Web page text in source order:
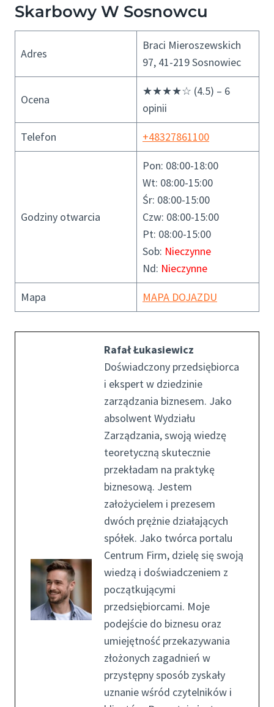
Skarbowy W Sosnowcu
Adres
Braci Mieroszewskich
97, 41-219 Sosnowiec
Ocena
★★★★☆ (4.5) – 6
opinii
Telefon +48327861100
Godziny otwarcia
Pon: 08:00-18:00
Wt: 08:00-15:00
Śr: 08:00-15:00
Czw: 08:00-15:00
Pt: 08:00-15:00
Sob: Nieczynne
Nd: Nieczynne
Mapa MAPA DOJAZDU
Rafał Łukasiewicz
Doświadczony przedsiębiorca
i ekspert w dziedzinie
zarządzania biznesem. Jako
absolwent Wydziału
Zarządzania, swoją wiedzę
teoretyczną skutecznie
przekładam na praktykę
biznesową. Jestem
założycielem i prezesem
dwóch prężnie działających
spółek. Jako twórca portalu
Centrum Firm, dzielę się swoją
wiedzą i doświadczeniem z
początkującymi
przedsiębiorcami. Moje
podejście do biznesu oraz
umiejętność przekazywania
złożonych zagadnień w
przystępny sposób zyskały
uznanie wśród czytelników i